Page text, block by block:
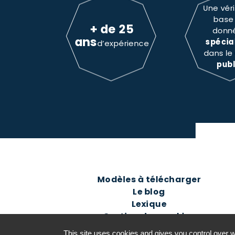
+ de 25
ansd’expérience
Une
dans le
Modèles à télécharger
Le blog
Lexique
Gestion des cookies
This site uses cookies and gives you control over